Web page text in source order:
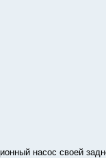
насос своей